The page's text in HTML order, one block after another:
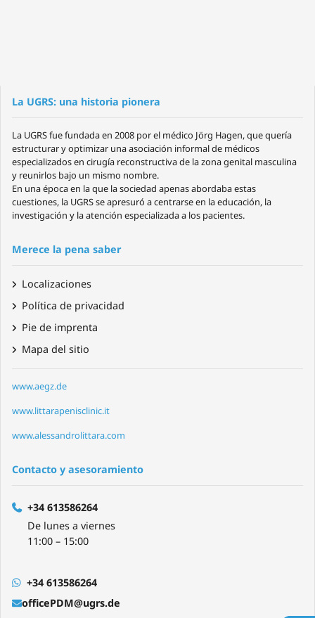
La UGRS: una historia pionera
La UGRS fue fundada en 2008 por el médico Jörg Hagen, que quería
estructurar y optimizar una asociación informal de médicos
especializados en cirugía reconstructiva de la zona genital masculina
y reunirlos bajo un mismo nombre.
En una época en la que la sociedad apenas abordaba estas
cuestiones, la UGRS se apresuró a centrarse en la educación, la
investigación y la atención especializada a los pacientes.
Merece la pena saber
Localizaciones
Política de privacidad
Pie de imprenta
Mapa del sitio
www.aegz.de
www.littarapenisclinic.it
www.alessandrolittara.com
Contacto y asesoramiento
+34 613586264
De lunes a viernes
11:00 – 15:00
+34 613586264
officePDM@ugrs.de